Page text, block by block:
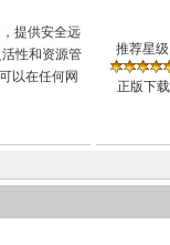
提供安全远
性和资源管
以在任何网
推荐星
正版下载